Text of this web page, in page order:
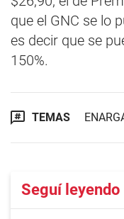
que el GNC se lo
es decir que se
150%.
TEMAS
Seguí leyendo